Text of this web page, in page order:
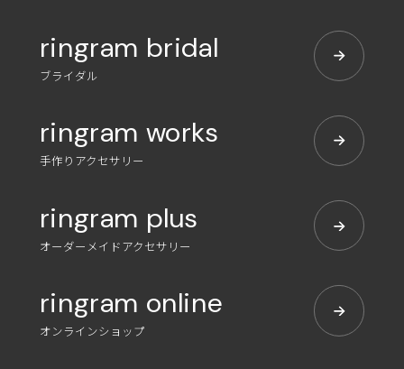
ringram bridal
ブライダル
ringram works
手作りアクセサリー
ringram plus
オーダーメイドアクセサリー
ringram online
オンラインショップ